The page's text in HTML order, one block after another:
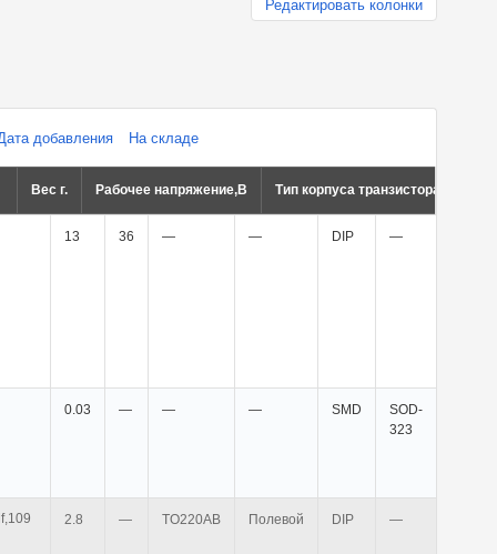
Редактировать колонки
добавления На складе
Вес г. Рабочее напряжение,В Тип корпуса транзистора
13 36 — — DIP —
0.03 — — — SMD
SOD-
323
2.8 — TO220AB Полевой DIP —